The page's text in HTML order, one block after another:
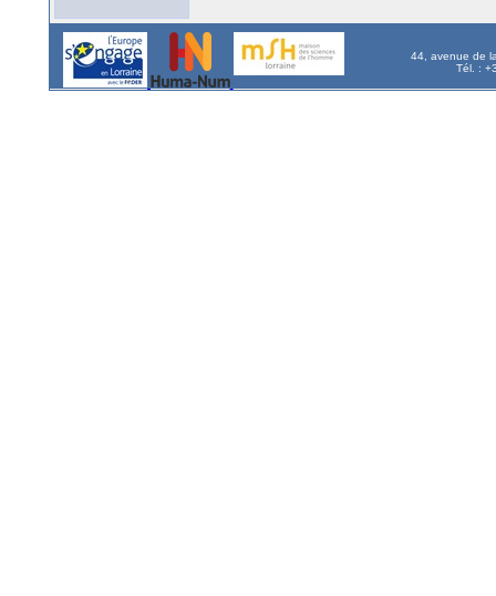
44, avenue de
Tél. :